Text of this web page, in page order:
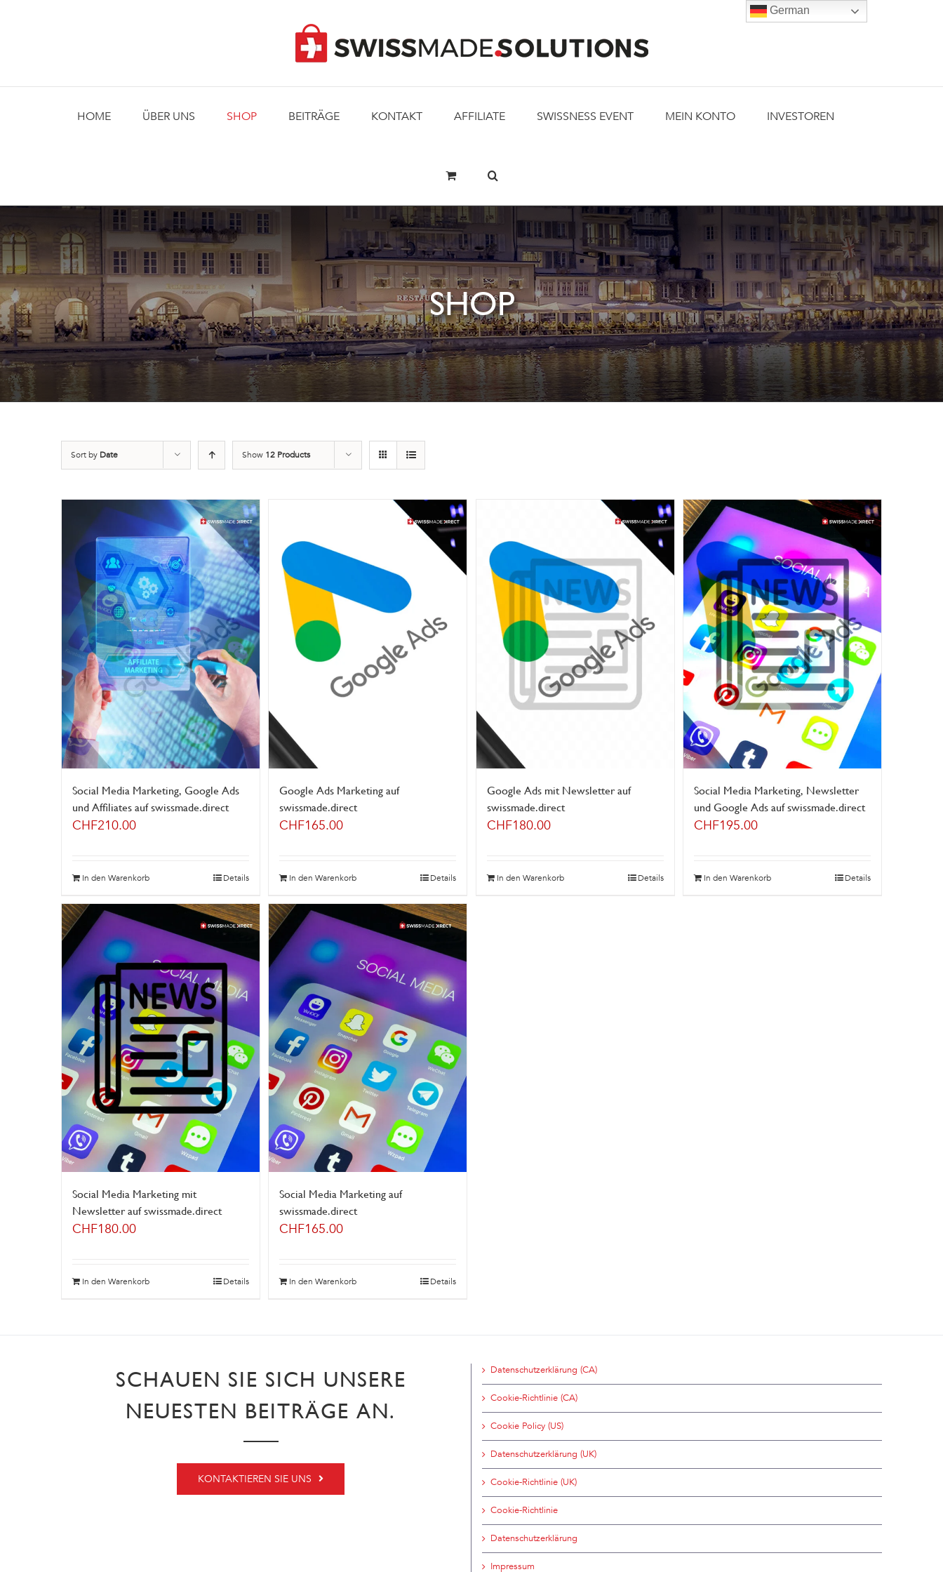
HOME ÜBER UNS SHOP BEITRÄGE KONTAKT AFFILIATE SWISSNESS EVENT MEIN KONTO INVESTOREN
SHOP
Sort by Date Show 12 Products
Social Media Marketing, Google Ads
und Affiliates auf swissmade.direct
CHF210.00
In den Warenkorb Details
Google Ads Marketing auf
swissmade.direct
CHF165.00
In den Warenkorb Details
Google Ads mit Newsletter auf
swissmade.direct
CHF180.00
In den Warenkorb Details
Social Media Marketing, Newsletter
und Google Ads auf swissmade.direct
CHF195.00
In den Warenkorb Details
Social Media Marketing mit
Newsletter auf swissmade.direct
CHF180.00
In den Warenkorb Details
Social Media Marketing auf
swissmade.direct
CHF165.00
In den Warenkorb Details
SCHAUEN SIE SICH UNSERE
NEUESTEN BEITRÄGE AN.
KONTAKTIEREN SIE UNS
Datenschutzerklärung (CA)
Cookie-Richtlinie (CA)
Cookie Policy (US)
Datenschutzerklärung (UK)
Cookie-Richtlinie (UK)
Cookie-Richtlinie
Datenschutzerklärung
Impressum
German